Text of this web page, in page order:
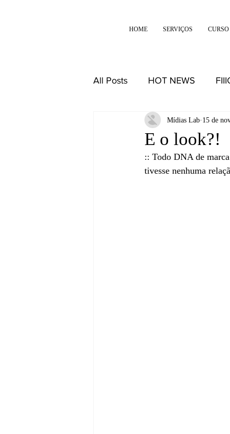
HOME SERVIÇOS
All Posts HOT NEWS
DESIGN REFLEXÕES
E o look?!
Mídias Lab 15 de
:: Todo DNA de
tivesse nenhuma